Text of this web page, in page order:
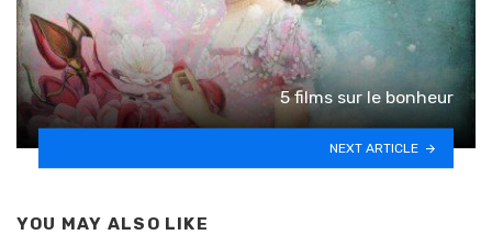
5 films sur le bonheur
NEXT ARTICLE
YOU MAY ALSO LIKE